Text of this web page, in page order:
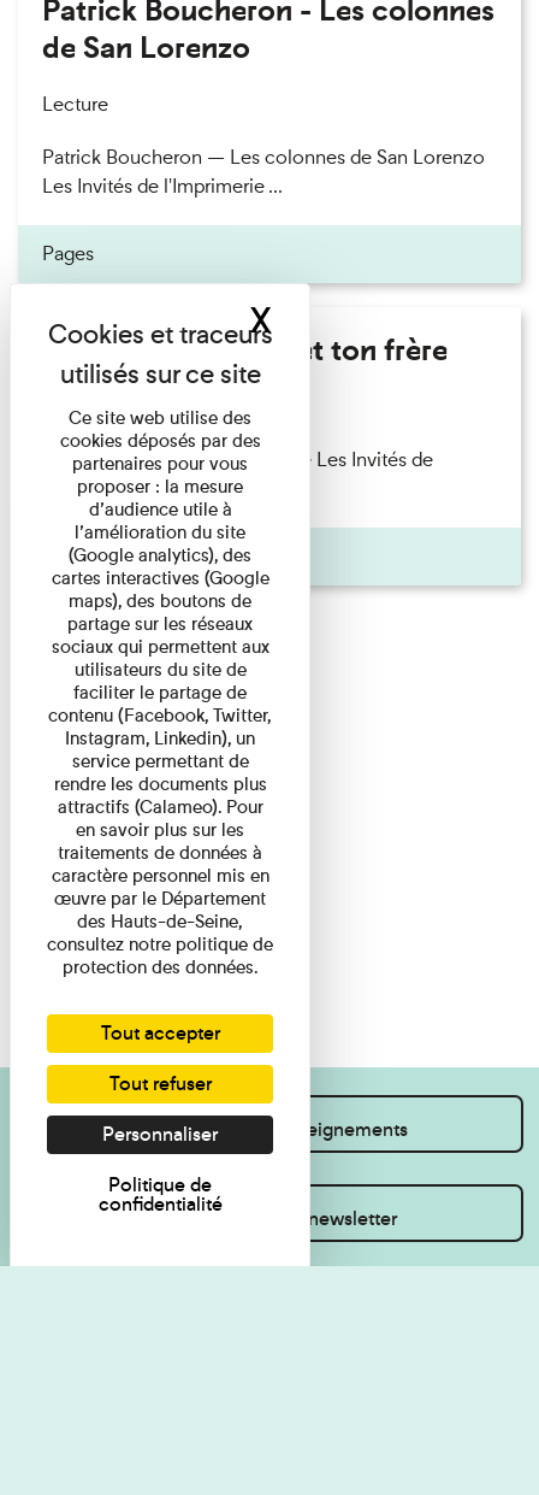
Patrick Boucheron - Les colonnes
de San Lorenzo
Lecture
Patrick Boucheron — Les colonnes de San Lorenzo
Les Invités de l'Imprimerie ...
Pages
Marie Cosnay - Toi et ton frère
Lecture
Marie Cosnay — Toi et ton frère Les Invités de
l'Imprimerie n°10 À ...
Pages
Je souhaite des renseignements
Inscrivez-vous à la newsletter
Ce site web utilise des
cookies déposés par des
partenaires pour vous
proposer : la mesure
d’audience utile à
l’amélioration du site
(Google analytics), des
cartes interactives (Google
maps), des boutons de
partage sur les réseaux
sociaux qui permettent aux
utilisateurs du site de
faciliter le partage de
contenu (Facebook, Twitter,
Instagram, Linkedin), un
service permettant de
rendre les documents plus
attractifs (Calameo). Pour
en savoir plus sur les
traitements de données à
caractère personnel mis en
œuvre par le Département
des Hauts-de-Seine,
consultez notre politique de
protection des données.
Tout accepter
Tout refuser
Personnaliser
Politique de
confidentialité
XMasquer le